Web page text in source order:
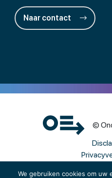
We gebruiken cookies om uw
Naar contact
©